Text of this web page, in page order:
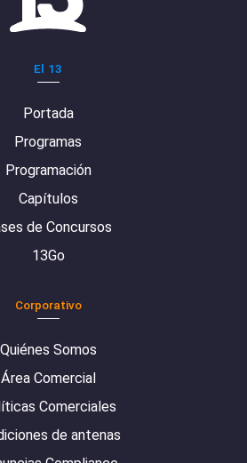
El 13
Portada
Programas
Programación
Capítulos
de Concursos
13Go
Corporativo
Quiénes Somos
Área Comercial
Comerciales
de antenas